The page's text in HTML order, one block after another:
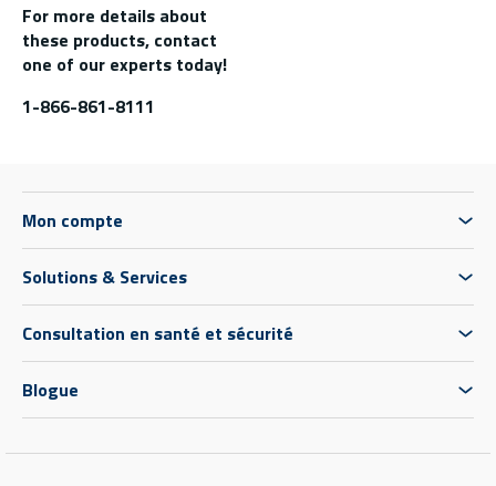
For more details about
these products, contact
one of our experts today!
1-866-861-8111
Mon compte
Solutions & Services
Consultation en santé et sécurité
Blogue